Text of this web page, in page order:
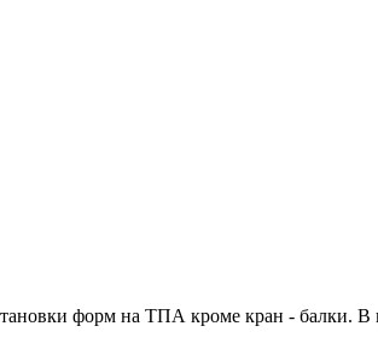
форм на ТПА кроме кран - балки.